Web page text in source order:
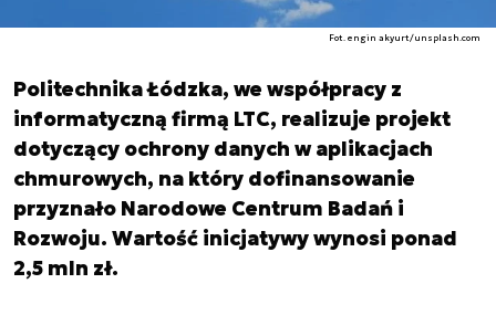
Fot. engin akyurt/unsplash.com
Politechnika Łódzka, we współpracy z
informatyczną firmą LTC, realizuje projekt
dotyczący ochrony danych w aplikacjach
chmurowych, na który dofinansowanie
przyznało Narodowe Centrum Badań i
Rozwoju. Wartość inicjatywy wynosi ponad
2,5 mln zł.